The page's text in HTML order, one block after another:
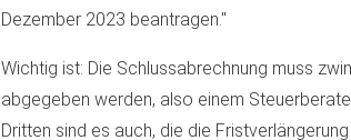
Dezember 2023 beantragen."
Wichtig ist: Die Schlussabrechnung muss
abgegeben werden, also einem
Dritten sind es auch, die die